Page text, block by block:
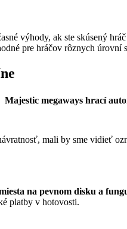
výhody, ak ste skúsený
pre hráčov rôznych úrovní
Majestic megaways hrací
mali by sme vidieť
na pevnom disku a
platby v hotovosti.